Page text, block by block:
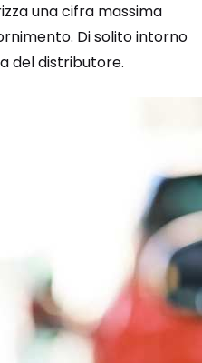
una cifra massima
Di solito intorno
del distributore.